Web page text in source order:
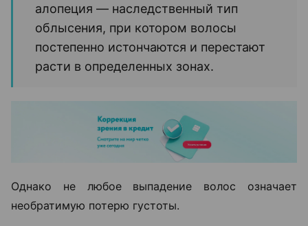
алопеция — наследственный тип
облысения, при котором волосы
постепенно истончаются и перестают
расти в определенных зонах.
Однако не любое выпадение волос означает
необратимую потерю густоты.